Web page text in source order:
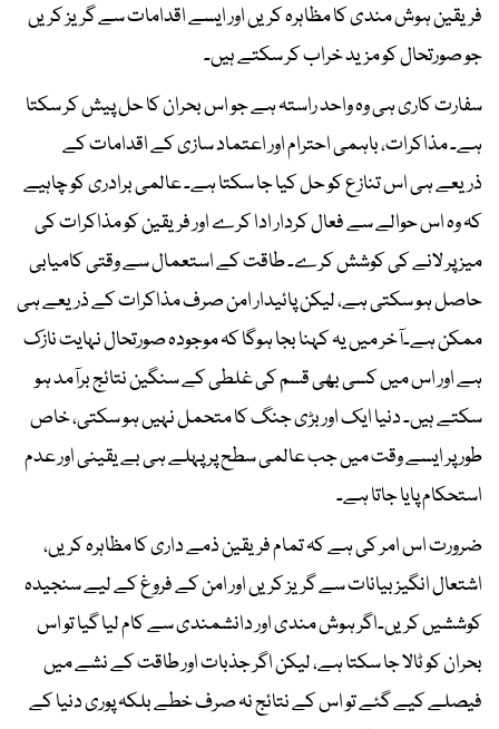
فریقین ہوش مندی کا مظاہرہ کریں اور ایسے اقدامات سے گریز کریں
جو صورتحال کو مزید خراب کر سکتے ہیں۔
سفارت کاری ہی وہ واحد راستہ ہے جو اس بحران کا حل پیش کر سکتا
ہے۔ مذاکرات، باہمی احترام اور اعتماد سازی کے اقدامات کے
ذریعے ہی اس تنازع کو حل کیا جا سکتا ہے۔ عالمی برادری کو چاہیے
کہ وہ اس حوالے سے فعال کردار ادا کرے اور فریقین کو مذاکرات کی
میز پر لانے کی کوشش کرے۔ طاقت کے استعمال سے وقتی کامیابی
حاصل ہو سکتی ہے، لیکن پائیدار امن صرف مذاکرات کے ذریعے ہی
ممکن ہے۔آخر میں یہ کہنا بجا ہوگا کہ موجودہ صورتحال نہایت نازک
ہے اور اس میں کسی بھی قسم کی غلطی کے سنگین نتائج برآمد ہو
سکتے ہیں۔ دنیا ایک اور بڑی جنگ کا متحمل نہیں ہو سکتی، خاص
طور پر ایسے وقت میں جب عالمی سطح پر پہلے ہی بے یقینی اور عدم
استحکام پایا جاتا ہے۔
ضرورت اس امر کی ہے کہ تمام فریقین ذمے داری کا مظاہرہ کریں،
اشتعال انگیز بیانات سے گریز کریں اور امن کے فروغ کے لیے سنجیدہ
کوششیں کریں۔اگر ہوش مندی اور دانشمندی سے کام لیا گیا تو اس
بحران کو ٹالا جا سکتا ہے، لیکن اگر جذبات اور طاقت کے نشے میں
فیصلے کیے گئے تو اس کے نتائج نہ صرف خطے بلکہ پوری دنیا کے